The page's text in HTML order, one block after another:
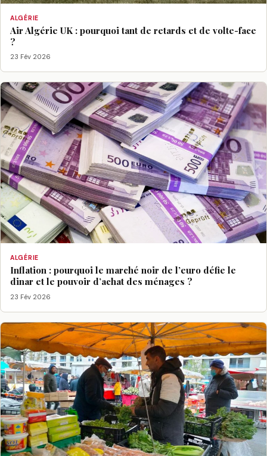
ALGÉRIE
Air Algérie UK : pourquoi tant de retards et de volte-face
?
23 Fév 2026
ALGÉRIE
Inflation : pourquoi le marché noir de l’euro défie le
dinar et le pouvoir d’achat des ménages ?
23 Fév 2026